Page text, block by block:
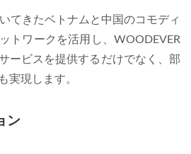
てきたベトナムと中国のコモディ
トワークを活用し、WOODEVER
ービスを提供するだけでなく、部
実現します。
ン